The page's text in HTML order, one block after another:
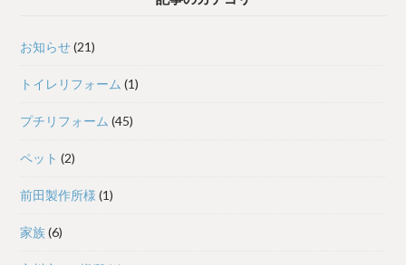
お知らせ(21)
トイレリフォーム (1)
プチリフォーム (45)
ペット (2)
前田製作所様 (1)
家族(6)